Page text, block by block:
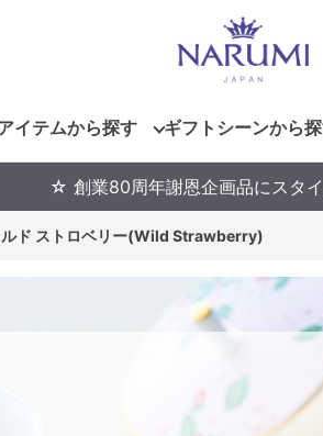
イテムから探す ギフトシーンから
☆ 創業80周年謝恩企画品にスタ
ルド ストロベリー(Wild Strawberry)